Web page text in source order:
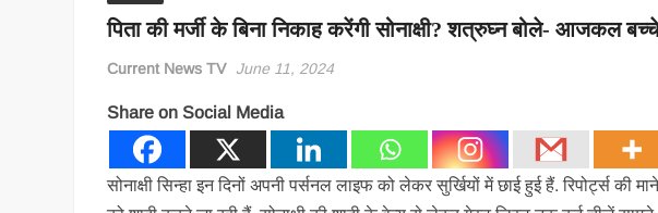
पिता की मर्जी के बिना निकाह करेंगी सोनाक्षी? शत्रुघ्न बोले- आजकल
Current News TV June 11, 2024
Share on Social Media
सोनाक्षी सिन्हा इन दिनों अपनी पर्सनल लाइफ को लेकर सुर्खियों में छाई हुई हैं. रिपोर्ट्स